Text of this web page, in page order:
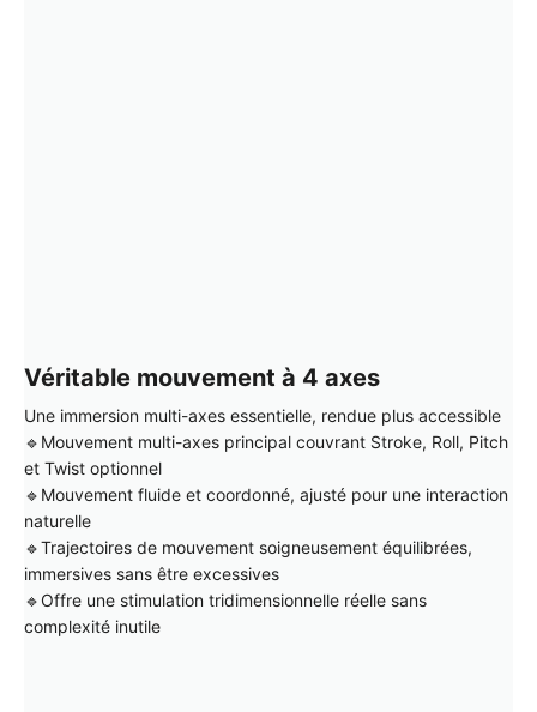
Véritable mouvement à 4 axes
Une immersion multi-axes essentielle, rendue plus accessible
🔹Mouvement multi-axes principal couvrant Stroke, Roll, Pitch
et Twist optionnel
🔹Mouvement fluide et coordonné, ajusté pour une interaction
naturelle
🔹Trajectoires de mouvement soigneusement équilibrées,
immersives sans être excessives
🔹Offre une stimulation tridimensionnelle réelle sans
complexité inutile